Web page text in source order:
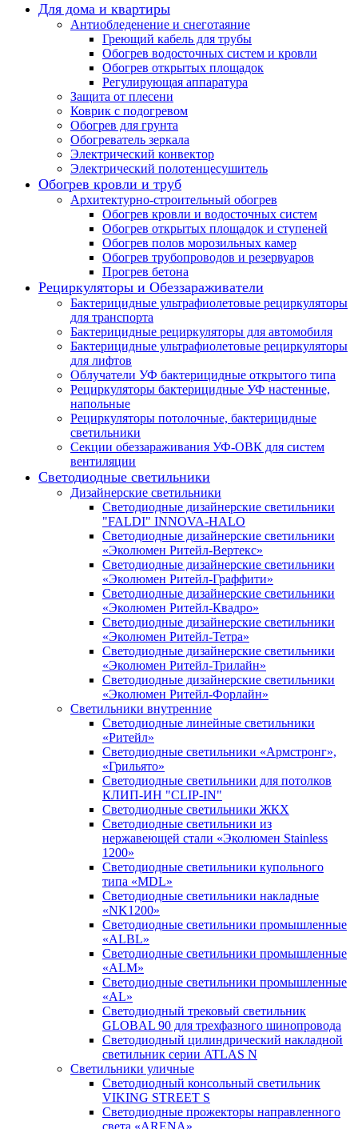
Для дома и квартиры
Антиобледенение и снеготаяние
Греющий кабель для трубы
Обогрев водосточных систем и кровли
Обогрев открытых площадок
Регулирующая аппаратура
Защита от плесени
Коврик с подогревом
Обогрев для грунта
Обогреватель зеркала
Электрический конвектор
Электрический полотенцесушитель
Обогрев кровли и труб
Архитектурно-строительный обогрев
Обогрев кровли и водосточных систем
Обогрев открытых площадок и ступеней
Обогрев полов морозильных камер
Обогрев трубопроводов и резервуаров
Прогрев бетона
Рециркуляторы и Обеззараживатели
Бактерицидные ультрафиолетовые рециркуляторы
для транспорта
Бактерицидные рециркуляторы для автомобиля
Бактерицидные ультрафиолетовые рециркуляторы
для лифтов
Облучатели УФ бактерицидные открытого типа
Рециркуляторы бактерицидные УФ настенные,
напольные
Рециркуляторы потолочные, бактерицидные
светильники
Секции обеззараживания УФ-ОВК для систем
вентиляции
Светодиодные светильники
Дизайнерские светильники
Светодиодные дизайнерские светильники
"FALDI" INNOVA-HALO
Светодиодные дизайнерские светильники
«Эколюмен Ритейл-Вертекс»
Светодиодные дизайнерские светильники
«Эколюмен Ритейл-Граффити»
Светодиодные дизайнерские светильники
«Эколюмен Ритейл-Квадро»
Светодиодные дизайнерские светильники
«Эколюмен Ритейл-Тетра»
Светодиодные дизайнерские светильники
«Эколюмен Ритейл-Трилайн»
Светодиодные дизайнерские светильники
«Эколюмен Ритейл-Форлайн»
Светильники внутренние
Светодиодные линейные светильники
«Ритейл»
Светодиодные светильники «Армстронг»,
«Грильято»
Светодиодные светильники для потолков
КЛИП-ИН "CLIP-IN"
Светодиодные светильники ЖКХ
Светодиодные светильники из
нержавеющей стали «Эколюмен Stainless
1200»
Светодиодные светильники купольного
типа «MDL»
Светодиодные светильники накладные
«NK1200»
Светодиодные светильники промышленные
«ALBL»
Светодиодные светильники промышленные
«ALM»
Светодиодные светильники промышленные
«AL»
Светодиодный трековый светильник
GLOBAL 90 для трехфазного шинопровода
Светодиодный цилиндрический накладной
светильник серии ATLAS N
Светильники уличные
Cветодиодный консольный светильник
VIKING STREET S
Светодиодные прожекторы направленного
света «ARENA»